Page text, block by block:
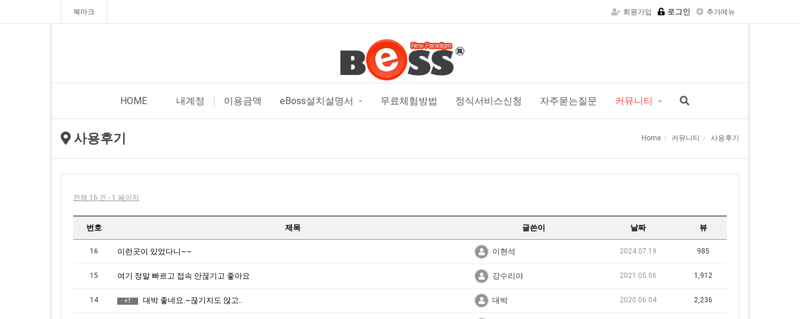
북마크 회원가입 로그인 추가메뉴
HOME 내계정 이용금액 eBoss설치설명서 무료체험방법 정식서비스신청 자주묻는질문 커뮤니티
사용후기 Home 커뮤니티 사용후기
전체 16 건 - 1 페이지
번호 제목 글쓴이 날짜 뷰
16 이런곳이 있었다니~~ 이현석 2024.07.19 985
15 여기 정말 빠르고 접속 안끊기고 좋아요 강수리야 2021.05.06 1,912
14 +1 대박 좋네요.~끊기지도 않고.. 대박 2020.06.04 2,236